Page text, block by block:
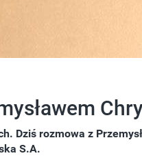
Dziś rozmowa z
S.A.